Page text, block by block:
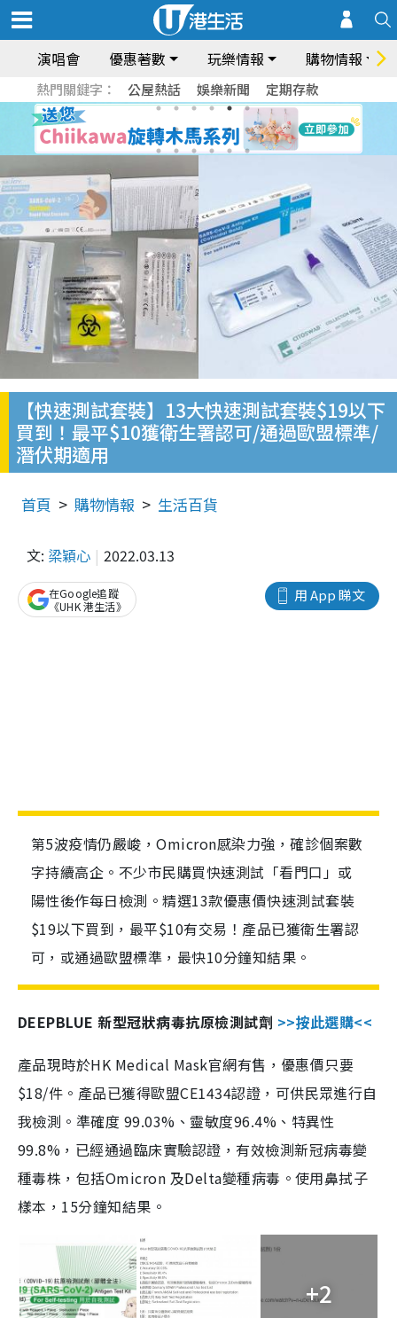
演唱會 優惠著數 玩樂情報 購物情報
熱門關鍵字： 公屋熱話 娛樂新聞 定期存款
【快速測試套裝】13大快速測試套裝$19以下
買到！最平$10獲衛生署認可/通過歐盟標準/
潛伏期適用
首頁 購物情報 生活百貨
文: 梁穎心 2022.03.13
用 App 睇文
在Google追蹤
《UHK 港生活》
第5波疫情仍嚴峻，Omicron感染力強，確診個案數
字持續高企。不少市民購買快速測試「看門口」或
陽性後作每日檢測。精選13款優惠價快速測試套裝
$19以下買到，最平$10有交易！產品已獲衛生署認
可，或通過歐盟標準，最快10分鐘知結果。
DEEPBLUE 新型冠狀病毒抗原檢測試劑 >>按此選購<<
產品現時於HK Medical Mask官網有售，優惠價只要
$18/件。產品已獲得歐盟CE1434認證，可供民眾進行自
我檢測。準確度 99.03%、靈敏度96.4%、特異性
99.8%，已經通過臨床實驗認證，有效檢測新冠病毒變
種毒株，包括Omicron 及Delta變種病毒。使用鼻拭子
樣本，15分鐘知結果。
+2